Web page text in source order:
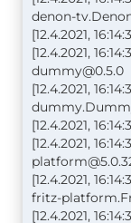
denon-
[12.4.2021,
[12.4.2021,
dummy@0.5.0
[12.4.2021,
[12.4.2021,
[12.4.2021,
[12.4.2021,
fritz-
[12.4.2021,